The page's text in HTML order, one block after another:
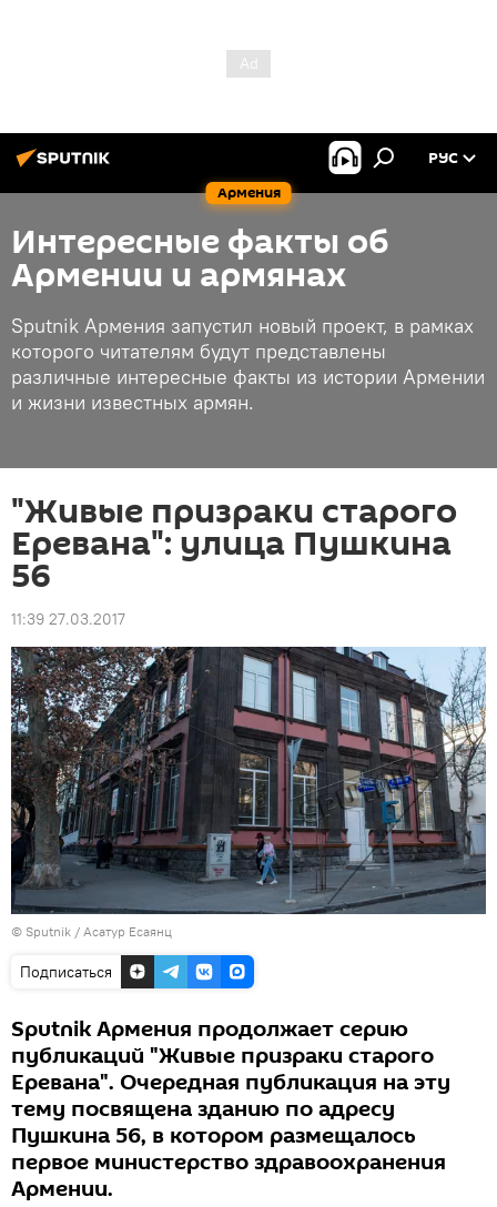
Армения
РУС
Интересные факты об
Армении и армянах
Sputnik Армения запустил новый проект, в рамках
которого читателям будут представлены
различные интересные факты из истории Армении
и жизни известных армян.
"Живые призраки старого
Еревана": улица Пушкина
56
11:39 27.03.2017
© Sputnik / Асатур Есаянц
Подписаться
Sputnik Армения продолжает серию
публикаций "Живые призраки старого
Еревана". Очередная публикация на эту
тему посвящена зданию по адресу
Пушкина 56, в котором размещалось
первое министерство здравоохранения
Армении.